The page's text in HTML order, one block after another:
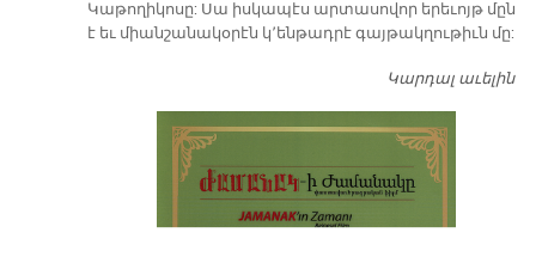
Կաթողիկոսը: Սա իսկապէս արտասովոր երեւոյթ մըն
է եւ միանշանակօրէն կ՚ենթադրէ գայթակղութիւն մը:
Կարդալ աւելին